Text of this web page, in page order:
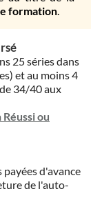
formation.
25 séries dans
et au moins 4
34/40 aux
ou
d'avance
de l'auto-